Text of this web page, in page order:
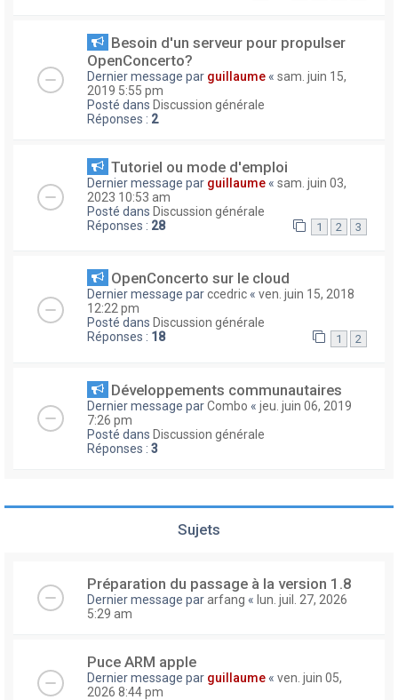
Besoin d'un serveur pour propulser
OpenConcerto?
Dernier message par guillaume « sam. juin 15,
2019 5:55 pm
Posté dans Discussion générale
Réponses : 2
Tutoriel ou mode d'emploi
Dernier message par guillaume « sam. juin 03,
2023 10:53 am
Posté dans Discussion générale
Réponses : 28 1 2 3
OpenConcerto sur le cloud
Dernier message parccedric « ven. juin 15, 2018
12:22 pm
Posté dans Discussion générale
Réponses : 18 1 2
Développements communautaires
Dernier message parCombo « jeu. juin 06, 2019
7:26 pm
Posté dans Discussion générale
Réponses : 3
Sujets
Préparation du passage à la version 1.8
Dernier message pararfang « lun. juil. 27, 2026
5:29 am
Puce ARM apple
Dernier message par guillaume « ven. juin 05,
2026 8:44 pm